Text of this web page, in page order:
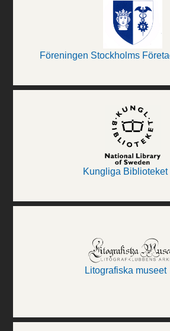
Föreningen Stockholms
Kungliga Biblioteket
Litografiska museet